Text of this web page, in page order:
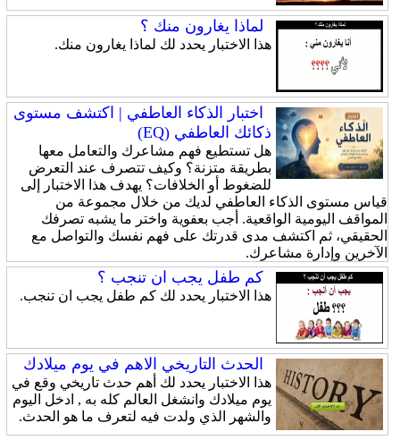
لماذا يغارون منك ؟
هذا الاختبار يحدد لك لماذا يغارون منك.
اختبار الذكاء العاطفي | اكتشف مستوى
ذكائك العاطفي (EQ)
هل تستطيع فهم مشاعرك والتعامل معها
بطريقة متزنة؟ وكيف تتصرف عند التعرض
للضغوط أو الخلافات؟ يهدف هذا الاختبار إلى
قياس مستوى الذكاء العاطفي لديك من خلال مجموعة من
المواقف اليومية الواقعية. أجب بعفوية واختر ما يشبه تصرفك
الحقيقي، ثم اكتشف مدى قدرتك على فهم نفسك والتواصل مع
الآخرين وإدارة مشاعرك.
كم طفل يجب ان تنجب ؟
هذا الاختبار يحدد لك كم طفل يجب ان تنجب.
الحدث التاريخي الاهم في يوم ميلادك
هذا الاختبار يحدد لك أهم حدث تاريخي وقع في
يوم ميلادك وانشغل العالم كله به , ادخل اليوم
والشهر الذي ولدت فيه لتعرف ما هو الحدث.